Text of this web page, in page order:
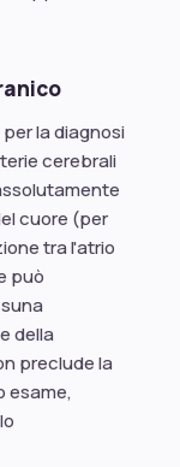
la diagnosi
cerebrali
cuore (per
tra l'atrio
può
della
preclude la
esame,